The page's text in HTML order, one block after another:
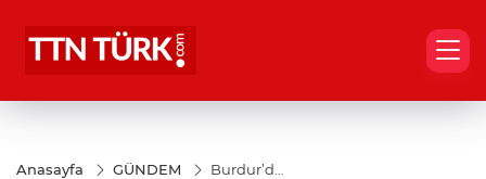
Anasayfa GÜNDEM
Burdur’da